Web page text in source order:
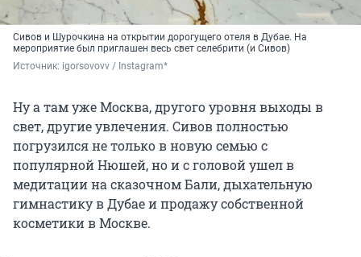
Сивов и Шурочкина на открытии дорогущего отеля в Дубае. На
мероприятие был приглашен весь свет селебрити (и Сивов)
Источник: igorsovovv / Instagram*
Ну а там уже Москва, другого уровня выходы в
свет, другие увлечения. Сивов полностью
погрузился не только в новую семью с
популярной Нюшей, но и с головой ушел в
медитации на сказочном Бали, дыхательную
гимнастику в Дубае и продажу собственной
косметики в Москве.